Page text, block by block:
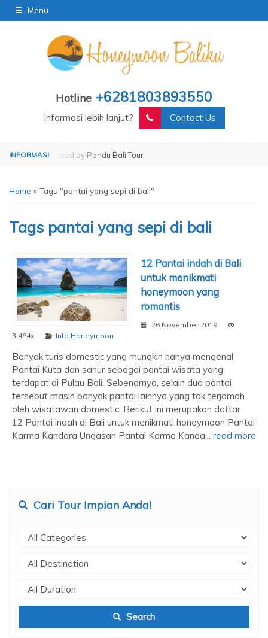
Menu
Hotline +6281803893550
Informasi lebih lanjut? Contact Us
Operated by Pandu Bali Tour
Home » Tags "pantai yang sepi di bali"
Tags pantai yang sepi di bali
12 Pantai indah di Bali
untuk menikmati
honeymoon yang
romantis
26 November 2019
3.484x
Info Honeymoon
Banyak turis domestic yang mungkin hanya mengenal
Pantai Kuta dan sanur sebagai pantai wisata yang
terdapat di Pulau Bali. Sebenarnya, selain dua pantai
tersebut masih banyak pantai lainnya yang tak terjamah
oleh wisatawan domestic. Berikut ini merupakan daftar
12 Pantai indah di Bali untuk menikmati honeymoon Pantai
Karma Kandara Ungasan Pantai Karma Kanda... read more
Cari Tour Impian Anda!
Search